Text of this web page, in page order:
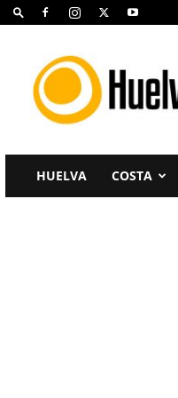
Huelva
Costa
HUELVA COSTA